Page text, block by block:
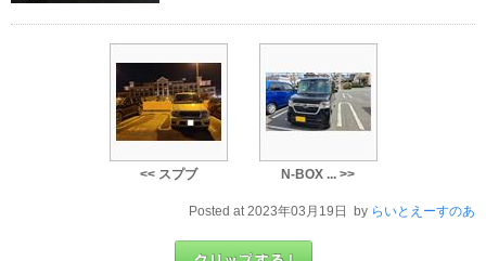
<< スプブ N-BOX ... >>
Posted at 2023年03月19日 by らいとえーすのあ